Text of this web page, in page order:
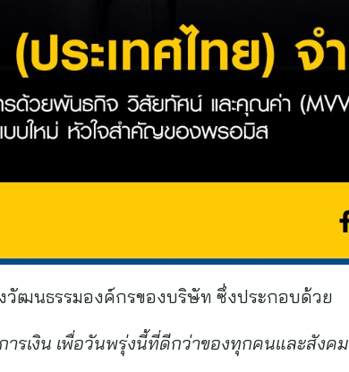
ฒนธรรมองค์กรของบริษัท ซึ่งประกอบด้วย
รเงิน เพื่อวันพรุ่งนี้ที่ดีกว่าของทุกคนและสังคม